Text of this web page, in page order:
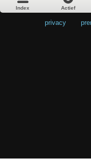
Index Actief
privacy